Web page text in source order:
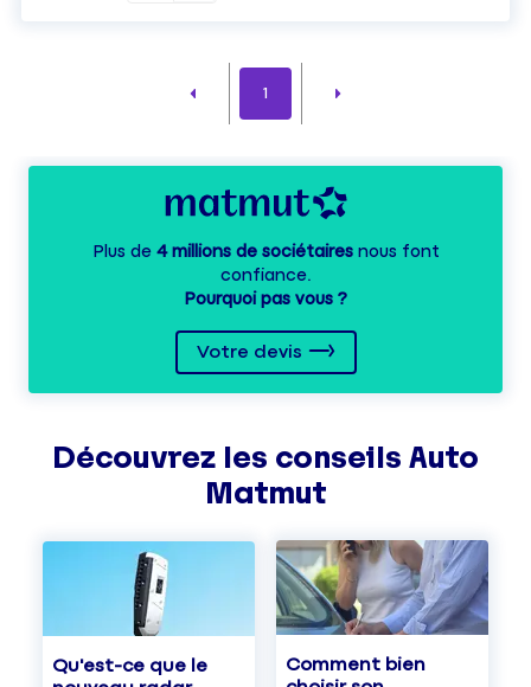
1
Plus de 4 millions de sociétairesnous font
confiance.
Pourquoi pas vous ?
Votre devis
Découvrez les conseils Auto
Matmut
Qu'est-ce que le
Comment bien